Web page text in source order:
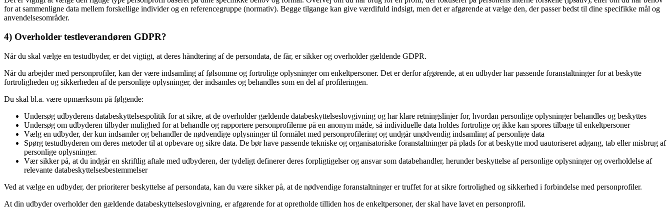
for at sammenligne data mellem forskellige individer og en referencegruppe (normativ). Begge tilgange kan give værdifuld indsigt, men det er afgørende at vælge den, der passer bedst til dine specifikke mål og
anvendelsesområder.
4) Overholder testleverandøren GDPR?
Når du skal vælge en testudbyder, er det vigtigt, at deres håndtering af de persondata, de får, er sikker og overholder gældende GDPR.
Når du arbejder med personprofiler, kan der være indsamling af følsomme og fortrolige oplysninger om enkeltpersoner. Det er derfor afgørende, at en udbyder har passende foranstaltninger for at beskytte
fortroligheden og sikkerheden af de personlige oplysninger, der indsamles og behandles som en del af profileringen.
Du skal bl.a. være opmærksom på følgende:
Undersøg udbyderens databeskyttelsespolitik for at sikre, at de overholder gældende databeskyttelseslovgivning og har klare retningslinjer for, hvordan personlige oplysninger behandles og beskyttes
Undersøg om udbyderen tilbyder mulighed for at behandle og rapportere personprofilerne på en anonym måde, så individuelle data holdes fortrolige og ikke kan spores tilbage til enkeltpersoner
Vælg en udbyder, der kun indsamler og behandler de nødvendige oplysninger til formålet med personprofilering og undgår unødvendig indsamling af personlige data
Spørg testudbyderen om deres metoder til at opbevare og sikre data. De bør have passende tekniske og organisatoriske foranstaltninger på plads for at beskytte mod uautoriseret adgang, tab eller misbrug af
personlige oplysninger.
Vær sikker på, at du indgår en skriftlig aftale med udbyderen, der tydeligt definerer deres forpligtigelser og ansvar som databehandler, herunder beskyttelse af personlige oplysninger og overholdelse af
relevante databeskyttelsesbestemmelser
Ved at vælge en udbyder, der prioriterer beskyttelse af persondata, kan du være sikker på, at de nødvendige foranstaltninger er truffet for at sikre fortrolighed og sikkerhed i forbindelse med personprofiler.
At din udbyder overholder den gældende databeskyttelseslovgivning, er afgørende for at opretholde tilliden hos de enkeltpersoner, der skal have lavet en personprofil.